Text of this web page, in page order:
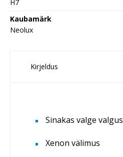
H7
Kaubamärk
Neolux
Kirjeldus
Sinakas valge valgus
Xenon välimus